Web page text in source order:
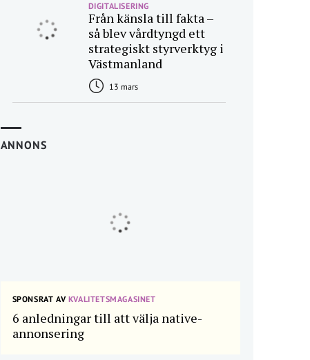
DIGITALISERING
Från känsla till fakta –
så blev vårdtyngd ett
strategiskt styrverktyg i
Västmanland
13 mars
ANNONS
SPONSRAT AVKVALITETSMAGASINET
6 anledningar till att välja native-
annonsering